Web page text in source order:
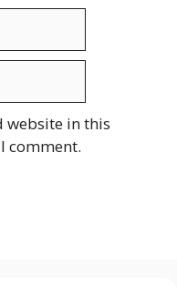
website in this
comment.